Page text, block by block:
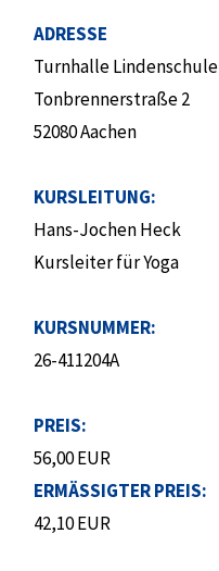
ADRESSE
Turnhalle Lindenschule
Tonbrennerstraße 2
52080 Aachen
KURSLEITUNG:
Hans-Jochen Heck
Kursleiter für Yoga
KURSNUMMER:
26-411204A
PREIS:
56,00 EUR
ERMÄSSIGTER PREIS:
42,10 EUR